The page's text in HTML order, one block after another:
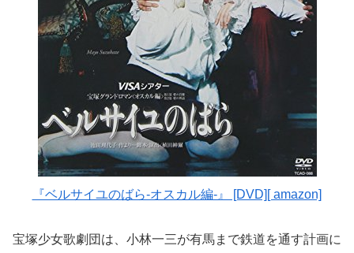
『ベルサイユのばら-オスカル編-』 [DVD][ amazon]
宝塚少女歌劇団は、小林一三が有馬まで鉄道を通す計画に